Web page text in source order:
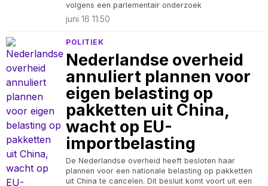
volgens een parlementair onderzoek
juni 16 11:50
POLITIEK
Nederlandse overheid
annuliert plannen voor
eigen belasting op
pakketten uit China,
wacht op EU-
importbelasting
De Nederlandse overheid heeft besloten haar
plannen voor een nationale belasting op pakketten
uit China te cancelen. Dit besluit komt voort uit een